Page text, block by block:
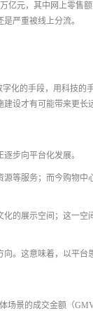
亿元，其中网上零售额
严重被线上分流。
化的手段，用科技的
设才有可能带来更长
步向平台化发展。
等服务；而今购物中
的展示空间；这一空
。这意味着，以平台
场景的成交金额（